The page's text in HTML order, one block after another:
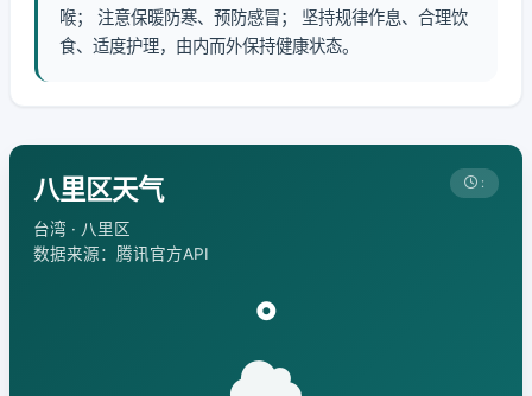
喉； 注意保暖防寒、预防感冒； 坚持规律作息、合理饮
食、适度护理，由内而外保持健康状态。
八里区天气
台湾 · 八里区
数据来源：腾讯官方API
:
°